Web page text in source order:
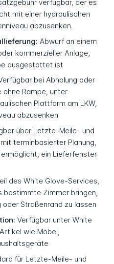
verfügbar, der es
mit einer hydraulischen
abzusenken.
Abwurf an einem
kommerzieller Anlage,
ausgestattet ist
bei Abholung oder
Rampe, unter
Plattform am LKW,
abzusenken
über Letzte-Meile- und
terminbasierter Planung,
ein Lieferfenster
des White Glove-Services,
bestimmte Zimmer bringen,
Straßenrand zu lassen
Verfügbar unter White
wie Möbel,
für Letzte-Meile- und